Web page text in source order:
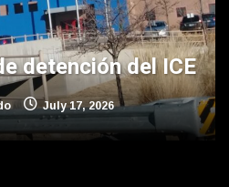
detención del ICE
July 17, 2026